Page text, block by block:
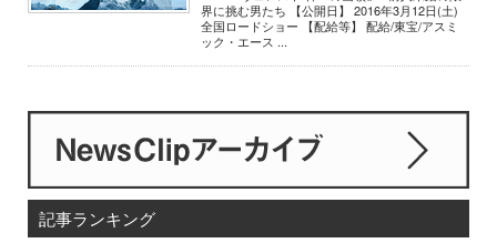
界に挑む男たち 【公開日】 2016年3月12日(土)
全国ロードショー 【配給等】 配給/東宝/アスミ
ック・エース ...
記事ランキング